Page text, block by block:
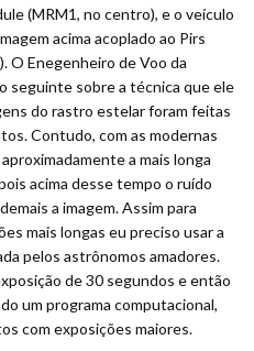
(MRM1, no centro), e o veículo
acima acoplado ao Pirs
O Enegenheiro de Voo da
seguinte sobre a técnica que ele
do rastro estelar foram feitas
Contudo, com as modernas
a mais longa
acima desse tempo o ruído
a imagem. Assim para
mais longas eu preciso usar a
pelos astrônomos amadores.
de 30 segundos e então
um programa computacional,
com exposições maiores.